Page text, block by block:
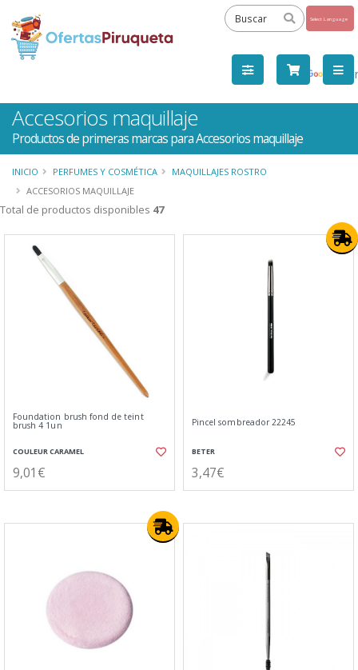
by
Accesorios maquillaje
Productos de primeras marcas para Accesorios maquillaje
INICIO PERFUMES Y COSMÉTICA
MAQUILLAJES ROSTRO
ACCESORIOS MAQUILLAJE
Total de productos disponibles 47
Foundation brush fond de teint
brush 4 1un
COULEUR CARAMEL
9,01€
Pincel sombreador 22245
BETER
3,47€